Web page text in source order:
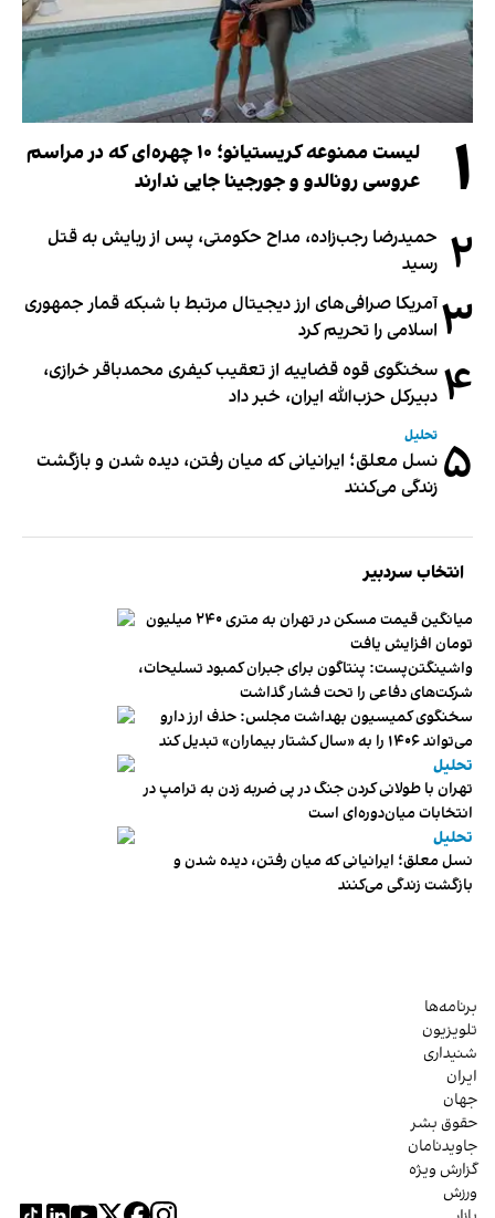
۱
لیست ممنوعه کریستیانو؛ ۱۰ چهره‌ای که در مراسم
عروسی رونالدو و جورجینا جایی ندارند
۲ حمیدرضا رجب‌زاده، مداح حکومتی، پس از ربایش به قتل
رسید
۳آمریکا صرافی‌های ارز دیجیتال مرتبط با شبکه قمار جمهوری
اسلامی را تحریم کرد
۴ سخنگوی قوه قضاییه از تعقیب کیفری محمدباقر خرازی،
دبیر‌کل حزب‌الله ایران، خبر داد
۵ تحلیل
نسل معلق؛ ایرانیانی که میان رفتن، دیده شدن و بازگشت
زندگی می‌کنند
انتخاب سردبیر
میانگین قیمت مسکن در تهران به متری ۲۴۰ میلیون
تومان افزایش یافت
واشینگتن‌پست: پنتاگون برای جبران کمبود تسلیحات،
شرکت‌های دفاعی را تحت فشار گذاشت
سخنگوی کمیسیون بهداشت مجلس: حذف ارز دارو
می‌تواند ۱۴۰۶ را به «سال کشتار بیماران» تبدیل کند
تحلیل
تهران با طولانی کردن جنگ در پی ضربه زدن به ترامپ در
انتخابات میان‌دوره‌ای است
تحلیل
نسل معلق؛ ایرانیانی که میان رفتن، دیده شدن و
بازگشت زندگی می‌کنند
برنامه‌ها
تلویزیون
شنیداری
ایران
جهان
حقوق بشر
جاویدنامان
گزارش ویژه
ورزش